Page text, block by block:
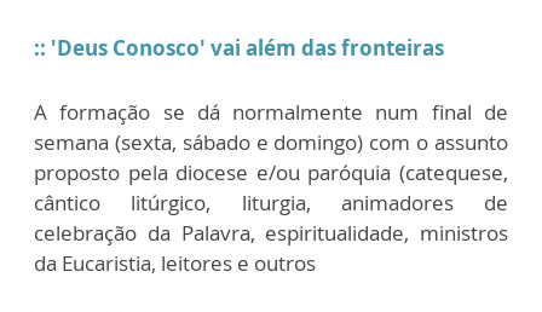
:: 'Deus Conosco' vai além das fronteiras
A formação se dá normalmente num final de
semana (sexta, sábado e domingo) com o assunto
proposto pela diocese e/ou paróquia (catequese,
cântico litúrgico, liturgia, animadores de
celebração da Palavra, espiritualidade, ministros
da Eucaristia, leitores e outros